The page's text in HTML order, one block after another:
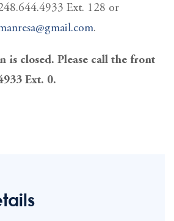
Ext. 128 or
.
is closed. Please call the front
Ext. 0.